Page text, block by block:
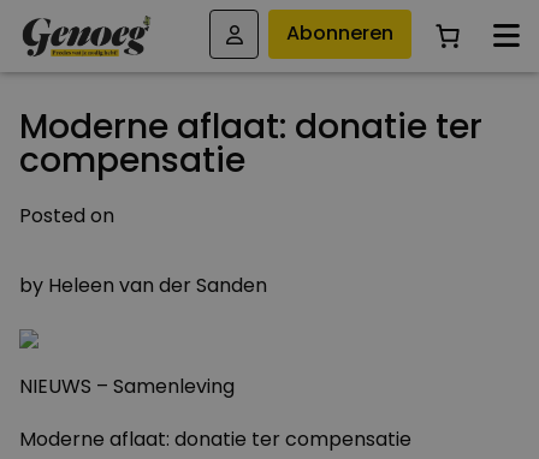
Abonneren
Moderne aflaat: donatie ter
compensatie
Posted on
by Heleen van der Sanden
NIEUWS – Samenleving
Moderne aflaat: donatie ter compensatie